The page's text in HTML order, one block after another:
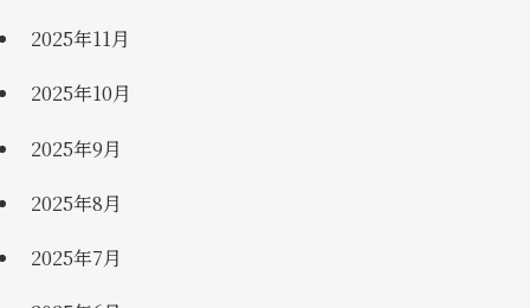
2025年11月
2025年10月
2025年9月
2025年8月
2025年7月